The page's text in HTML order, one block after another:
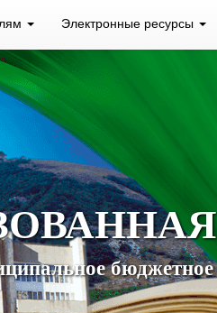
Электронные ресурсы
бюджетное